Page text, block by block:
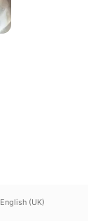
English (UK)